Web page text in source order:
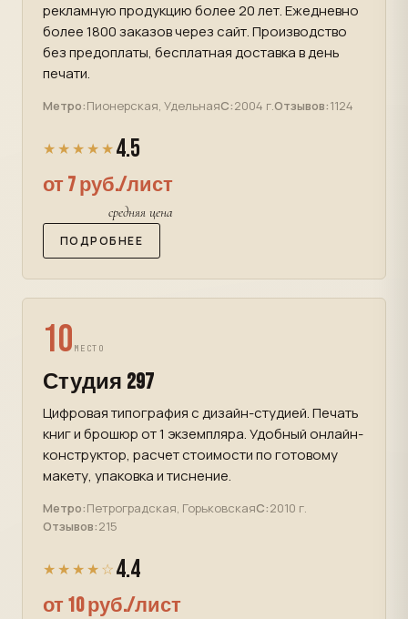
рекламную продукцию более 20 лет. Ежедневно
более 1800 заказов через сайт. Производство
без предоплаты, бесплатная доставка в день
печати.
Метро:Пионерская, УдельнаяС:2004 г.Отзывов:1124
★★★★★ 4.5
от 7 руб./лист
средняя цена
ПОДРОБНЕЕ
10 МЕСТО
Студия 297
Цифровая типография с дизайн-студией. Печать
книг и брошюр от 1 экземпляра. Удобный онлайн-
конструктор, расчет стоимости по готовому
макету, упаковка и тиснение.
Метро:Петроградская, ГорьковскаяС:2010 г.
Отзывов:215
★★★★☆ 4.4
от 10 руб./лист